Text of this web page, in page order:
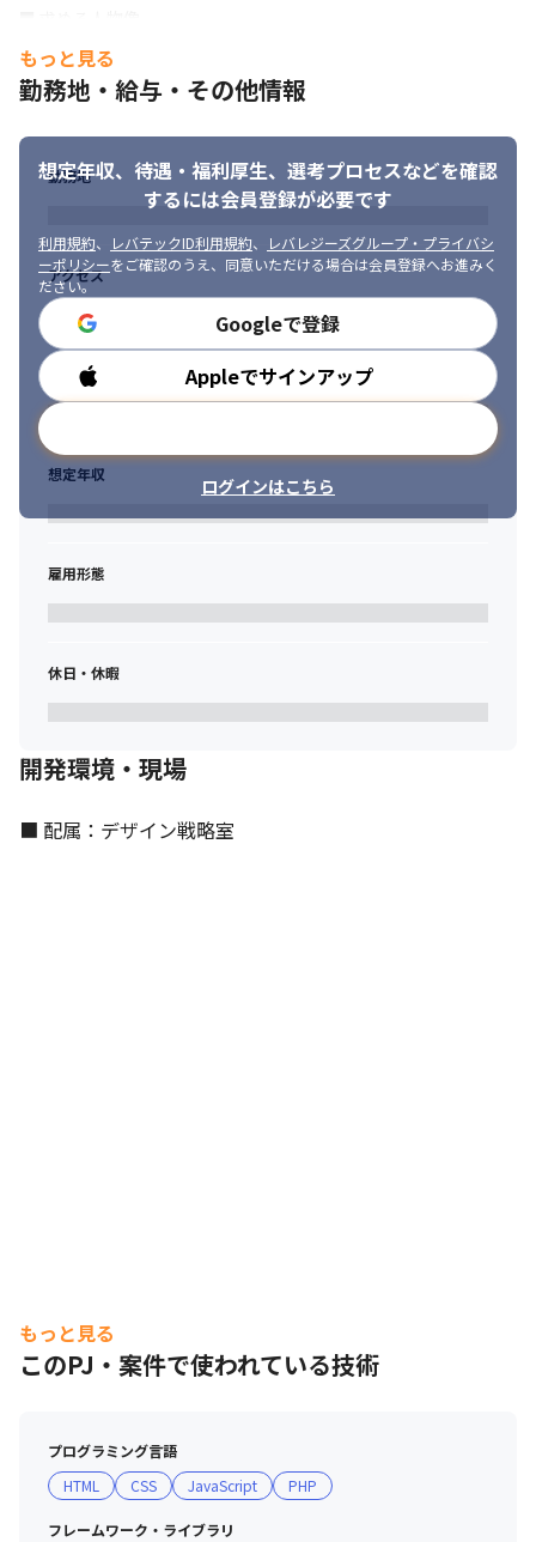
・WordPressの経験は少なくても、これからスキルアップしてい
きたい方
・リリースして終わりでなく、ユーザーの反応まで見てUI/UXを改
善したい方
・「新しいことに挑戦したい」という情熱のある方
もっと見る
勤務地・給与・その他情報
想定年収、待遇・福利厚生、 選考プロセスなどを確認
するには会員登録が必要です
利用規約、 レバテックID利用規約、
レバレジーズグループ・プライバシ
ーポリシーをご確認のうえ、同意いただける場合は会員登録へお進みく
ださい。
Googleで登録
Appleでサインアップ
ログインはこちら
勤務地
アクセス
勤務時間
想定年収
雇用形態
休日・休暇
開発環境・現場
■ 配属：デザイン戦略室
もっと見る
このPJ・案件で使われている技術
プログラミング言語
HTML
CSS JavaScript PHP
フレームワーク・ライブラリ